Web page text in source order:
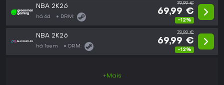
NBA 2K26
há 6d DRM:
79,99 €
69,99 €
-12%
NBA 2K26
há 1sem DRM:
79,99 €
69,99 €
-12%
+Mais